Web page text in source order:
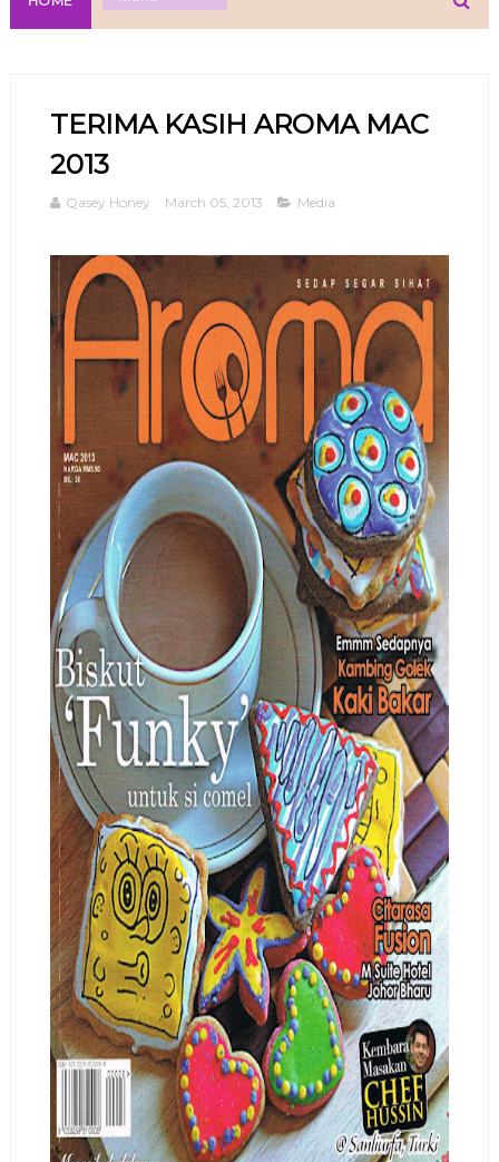
TERIMA KASIH AROMA MAC
2013
Qasey Honey March 05, 2013 Media